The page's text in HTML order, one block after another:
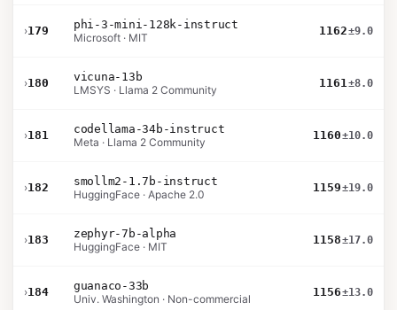
›179
phi-3-mini-128k-instruct
Microsoft · MIT
1162±9.0
›180
vicuna-13b
LMSYS · Llama 2 Community
1161±8.0
›181
codellama-34b-instruct
Meta · Llama 2 Community
1160±10.0
›182
smollm2-1.7b-instruct
HuggingFace · Apache 2.0
1159±19.0
›183
zephyr-7b-alpha
HuggingFace · MIT
1158±17.0
›184
guanaco-33b
Univ. Washington · Non-commercial
1156±13.0